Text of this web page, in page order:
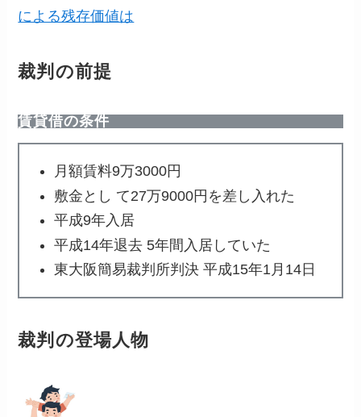
による残存価値は
裁判の前提
賃貸借の条件
月額賃料9万3000円
敷金とし て27万9000円を差し入れた
平成9年入居
平成14年退去 5年間入居していた
東大阪簡易裁判所判決 平成15年1月14日
裁判の登場人物